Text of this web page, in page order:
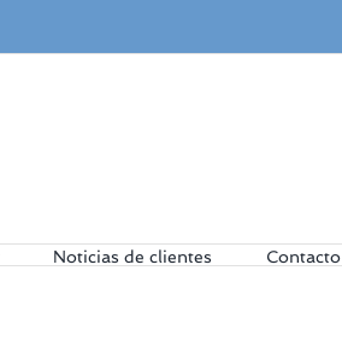
Noticias de clientes Contacto